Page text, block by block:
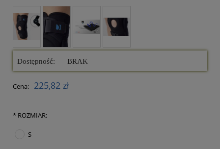
Dostępność: BRAK
Cena: 225,82 zł
* ROZMIAR:
S